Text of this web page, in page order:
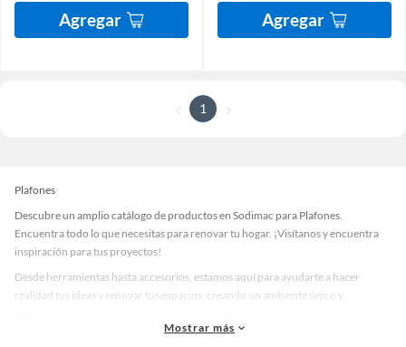
Agregar Agregar
1
Plafones
Descubre un amplio catálogo de productos en Sodimac para Plafones.
Encuentra todo lo que necesitas para renovar tu hogar. ¡Visítanos y encuentra
inspiración para tus proyectos!
Desde herramientas hasta accesorios, estamos aquí para ayudarte a hacer
realidad tus ideas y renovar tus espacios, creando un ambiente único y
accesorios de calidad que te ayudarán a crear un espacio más tú.
Mostrar más